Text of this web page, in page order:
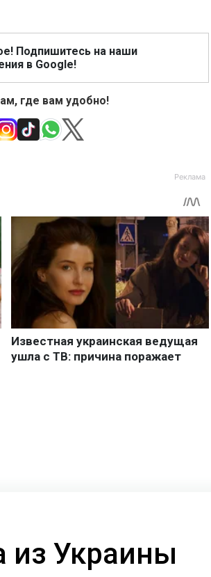
Подпишитесь на наши
в Google!
где вам удобно!
из Украины